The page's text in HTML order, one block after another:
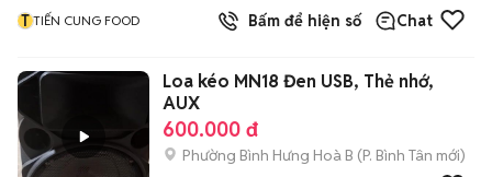
T TIẾN CUNG FOOD Bấm để hiện số Chat
Loa kéo MN18 Đen USB, Thẻ nhớ,
AUX
600.000 đ
Phường Bình Hưng Hoà B (P. Bình Tân mới)